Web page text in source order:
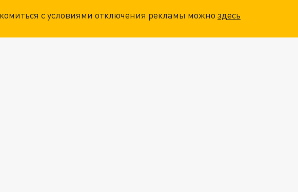
БОЕВИКОВ ВСУ. НО БЕДЫ ДЛЯ МАЛЫШЕЙ НЕ ЗАКОНЧИЛИСЬ
с условиями отключения рекламы можноздесь